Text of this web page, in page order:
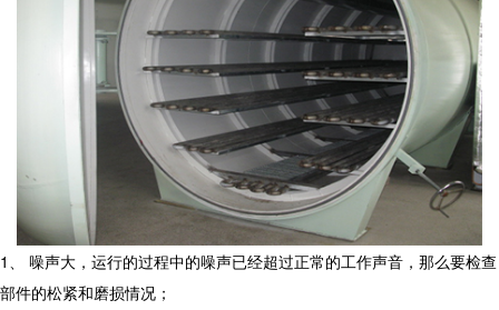
1、 噪声大，运行的过程中的噪声已经超过正常的工作声音，那么要检查
部件的松紧和磨损情况；